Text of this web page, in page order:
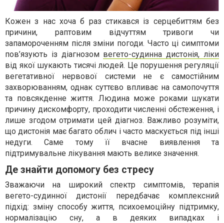
Кожен з нас хоча б раз стикався із серцебиттям без
причини, раптовим відчуттям тривоги чи
запамороченням після зміни погоди. Часто ці симптоми
пов’язують із діагнозом вегето-судинна дистонія, ліки
від якої шукають тисячі людей. Це порушення регуляції
вегетативної нервової системи не є самостійним
захворюванням, однак суттєво впливає на самопочуття
та повсякденне життя. Людина може роками шукати
причину дискомфорту, проходити численні обстеження, і
лише згодом отримати цей діагноз. Важливо розуміти,
що дистонія має багато облич і часто маскується під інші
недуги. Саме тому її вчасне виявлення та
підтримувальне лікування мають велике значення.
Де знайти допомогу без стресу
Зважаючи на широкий спектр симптомів, терапія
вегето-судинної дистонії передбачає комплексний
підхід: зміну способу життя, психоемоційну підтримку,
нормалізацію сну, а в деяких випадках і